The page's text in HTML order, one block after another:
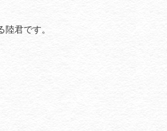
君です。